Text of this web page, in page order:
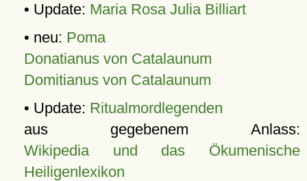
• Update: Maria Rosa Julia Billiart
• neu: Poma
Donatianus von Catalaunum
Domitianus von Catalaunum
• Update: Ritualmordlegenden
aus gegebenem Anlass:
Wikipedia und das Ökumenische
Heiligenlexikon